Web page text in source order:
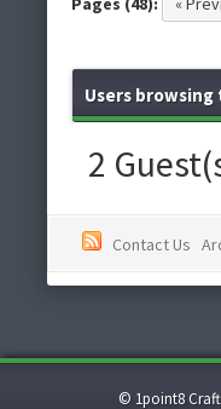
Users
2
Contact Us
© 1point8